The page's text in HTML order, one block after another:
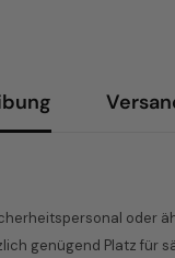
genügend Platz